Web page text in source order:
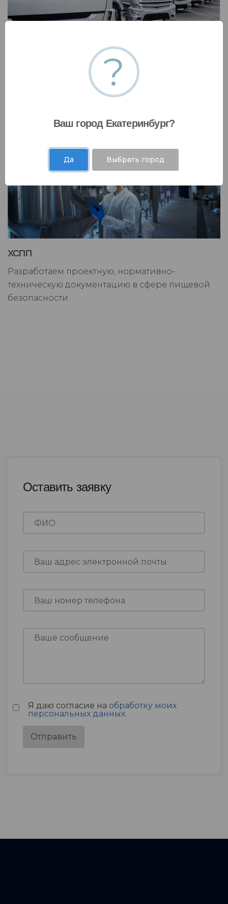
Транспортная безопасность
Разработаем проектную, нормативно-
ХСПП
Разработаем проектную, нормативно-
техническую документацию в сфере пищевой
безопасности
Оставить заявку
Я даю согласие на обработку моих
персональных данных.
?
Ваш город Екатеринбург?
Да Выбрать город